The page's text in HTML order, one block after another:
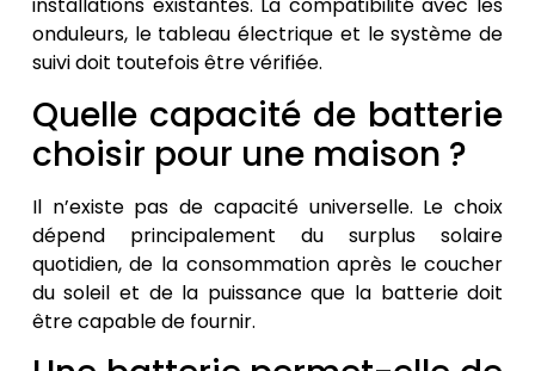
installations existantes. La compatibilité avec les
onduleurs, le tableau électrique et le système de
suivi doit toutefois être vérifiée.
Quelle capacité de batterie
choisir pour une maison ?
Il n’existe pas de capacité universelle. Le choix
dépend principalement du surplus solaire
quotidien, de la consommation après le coucher
du soleil et de la puissance que la batterie doit
être capable de fournir.